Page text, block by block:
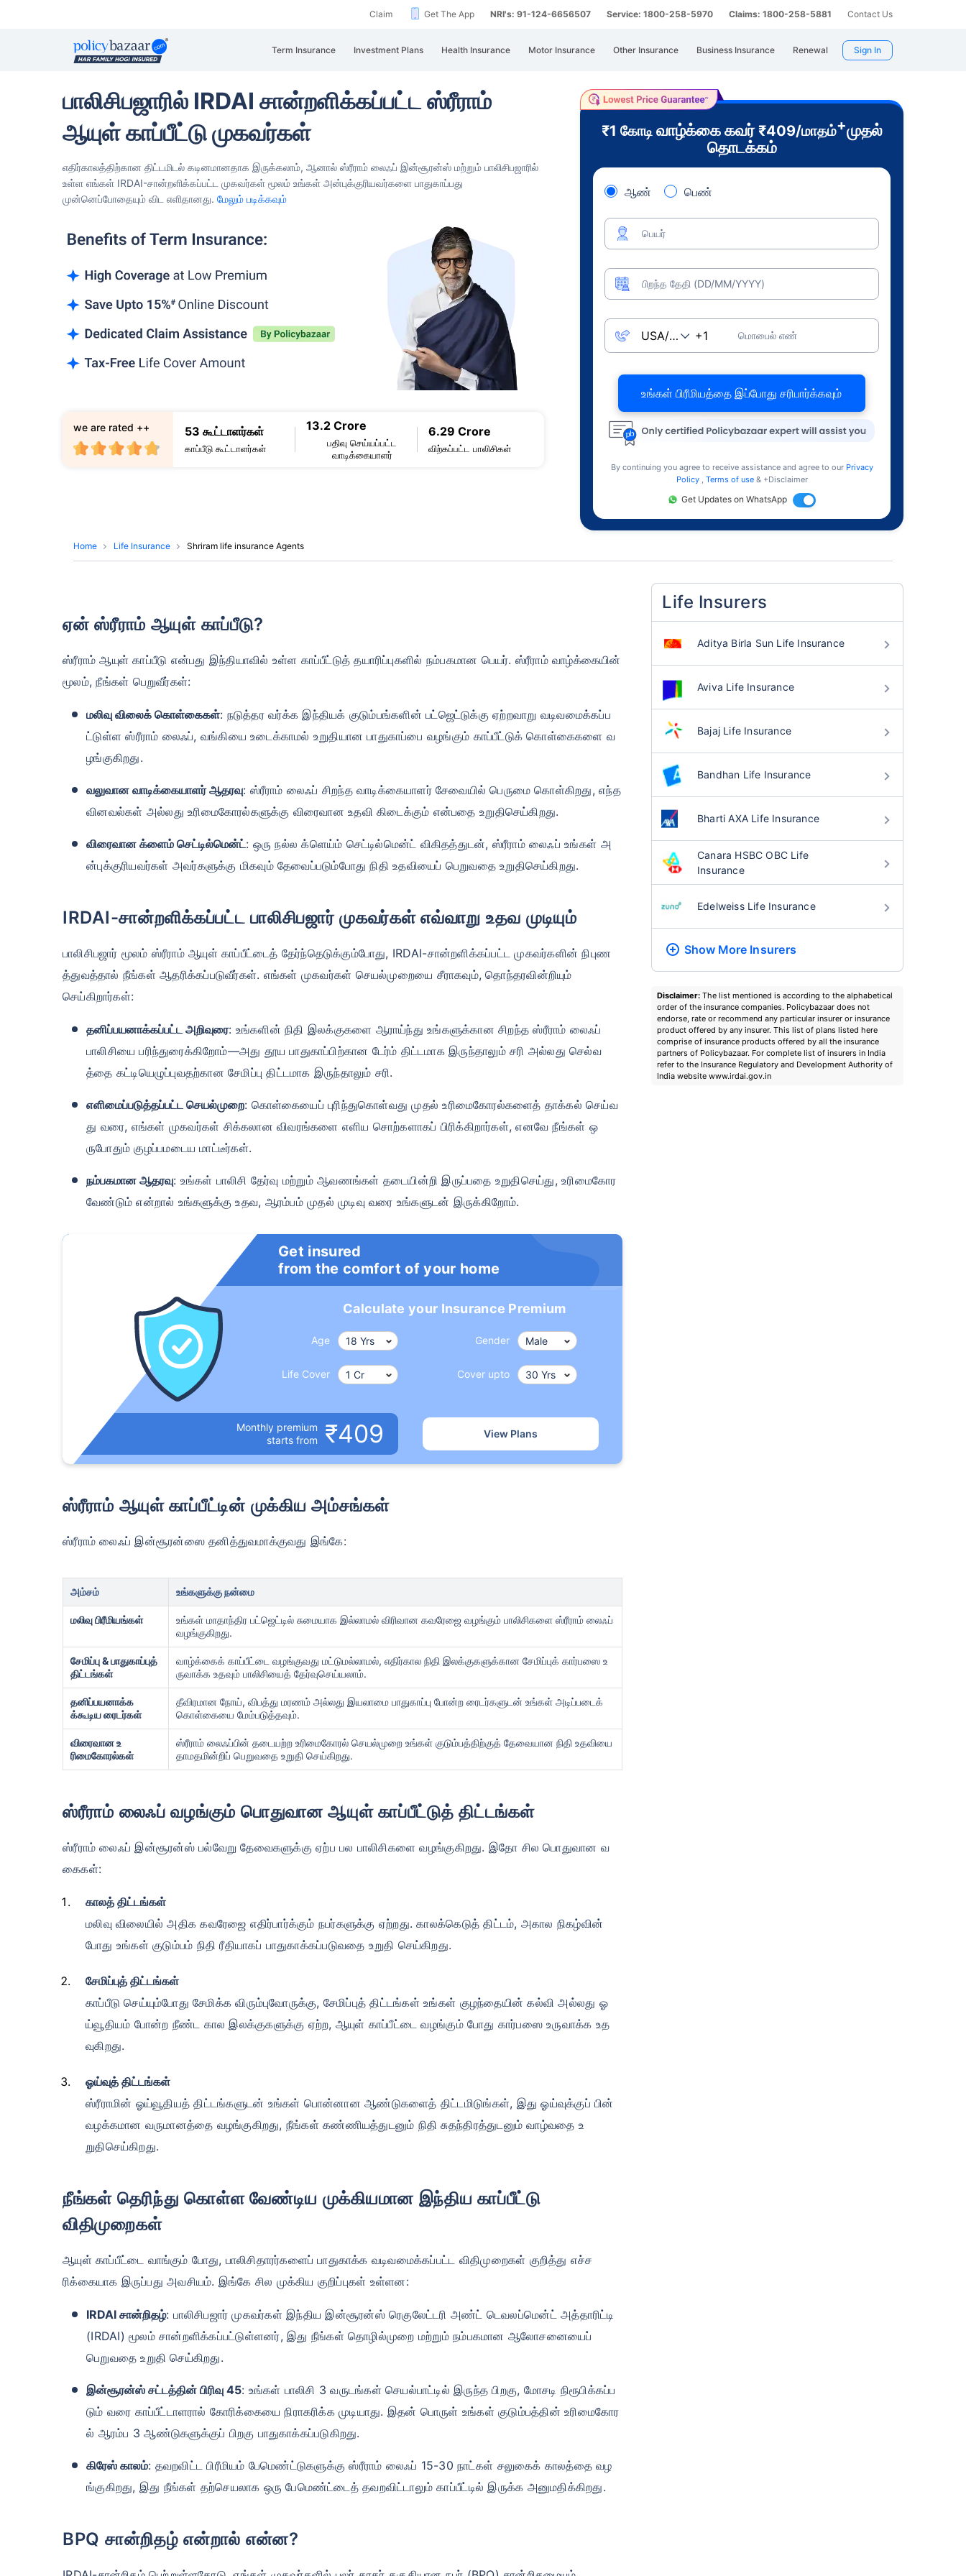
Claim Get The App NRI's: 91-124-6656507 Service: 1800-258-5970 Claims: 1800-258-5881 Contact Us
Term Insurance Investment Plans Health Insurance Motor Insurance Other Insurance Business Insurance Renewal Sign In
பாலிசிபஜாரில் IRDAI சான்றளிக்கப்பட்ட ஸ்ரீராம்
ஆயுள் காப்பீட்டு முகவர்கள்
எதிர்காலத்திற்கான திட்டமிடல் கடினமானதாக இருக்கலாம், ஆனால் ஸ்ரீராம் லைஃப் இன்சூரன்ஸ் மற்றும் பாலிசிபஜாரில்
உள்ள எங்கள் IRDAI-சான்றளிக்கப்பட்ட முகவர்கள் மூலம் உங்கள் அன்புக்குரியவர்களை பாதுகாப்பது
முன்னெப்போதையும் விட எளிதானது. மேலும் படிக்கவும்
53 கூட்டாளர்கள்
காப்பீடு கூட்டாளர்கள்
13.2 Crore
பதிவு செய்யப்பட்ட
வாடிக்கையாளர்
6.29 Crore
விற்கப்பட்ட பாலிசிகள்
we are rated ++
₹1 கோடி வாழ்க்கை கவர்₹409/மாதம்+முதல்
தொடக்கம்
ஆண் பெண்
பெயர்
பிறந்த தேதி (DD/MM/YYYY)
மொபைல் எண்
உங்கள் பிரீமியத்தை இப்போது சரிபார்க்கவும்
By continuing you agree to receive assistance and agree to our Privacy
Policy
Terms of use & +Disclaimer
Get Updates on WhatsApp
Home Life Insurance Shriram life insurance Agents
ஏன் ஸ்ரீராம் ஆயுள் காப்பீடு?
ஸ்ரீராம் ஆயுள் காப்பீடு என்பது இந்தியாவில் உள்ள காப்பீட்டுத் தயாரிப்புகளில் நம்பகமான பெயர். ஸ்ரீராம் வாழ்க்கையின்
மூலம், நீங்கள் பெறுவீர்கள்:
மலிவு விலைக் கொள்கைகள்: நடுத்தர வர்க்க இந்தியக் குடும்பங்களின் பட்ஜெட்டுக்கு ஏற்றவாறு வடிவமைக்கப்ப
ட்டுள்ள ஸ்ரீராம் லைஃப், வங்கியை உடைக்காமல் உறுதியான பாதுகாப்பை வழங்கும் காப்பீட்டுக் கொள்கைகளை வ
ழங்குகிறது.
வலுவான வாடிக்கையாளர் ஆதரவு: ஸ்ரீராம் லைஃப் சிறந்த வாடிக்கையாளர் சேவையில் பெருமை கொள்கிறது, எந்த
வினவல்கள் அல்லது உரிமைகோரல்களுக்கு விரைவான உதவி கிடைக்கும் என்பதை உறுதிசெய்கிறது.
விரைவான க்ளைம் செட்டில்மென்ட் : ஒரு நல்ல க்ளெய்ம் செட்டில்மென்ட் விகிதத்துடன், ஸ்ரீராம் லைஃப் உங்கள் அ
ன்புக்குரியவர்கள் அவர்களுக்கு மிகவும் தேவைப்படும்போது நிதி உதவியைப் பெறுவதை உறுதிசெய்கிறது.
IRDAI-சான்றளிக்கப்பட்ட பாலிசிபஜார் முகவர்கள் எவ்வாறு உதவ முடியும்
பாலிசிபஜார் மூலம் ஸ்ரீராம் ஆயுள் காப்பீட்டைத் தேர்ந்தெடுக்கும்போது, ​​IRDAI-சான்றளிக்கப்பட்ட முகவர்களின் நிபுண
த்துவத்தால் நீங்கள் ஆதரிக்கப்படுவீர்கள். எங்கள் முகவர்கள் செயல்முறையை சீராகவும், தொந்தரவின்றியும்
செய்கிறார்கள்:
தனிப்பயனாக்கப்பட்ட அறிவுரை: உங்களின் நிதி இலக்குகளை ஆராய்ந்து உங்களுக்கான சிறந்த ஸ்ரீராம் லைஃப்
பாலிசியை பரிந்துரைக்கிறோம்—அது தூய பாதுகாப்பிற்கான டேர்ம் திட்டமாக இருந்தாலும் சரி அல்லது செல்வ
த்தை கட்டியெழுப்புவதற்கான சேமிப்பு திட்டமாக இருந்தாலும் சரி.
எளிமைப்படுத்தப்பட்ட செயல்முறை: கொள்கையைப் புரிந்துகொள்வது முதல் உரிமைகோரல்களைத் தாக்கல் செய்வ
து வரை, எங்கள் முகவர்கள் சிக்கலான விவரங்களை எளிய சொற்களாகப் பிரிக்கிறார்கள், எனவே நீங்கள் ஒ
ருபோதும் குழப்பமடைய மாட்டீர்கள்.
நம்பகமான ஆதரவு: உங்கள் பாலிசி தேர்வு மற்றும் ஆவணங்கள் தடையின்றி இருப்பதை உறுதிசெய்து, உரிமைகோர
வேண்டும் என்றால் உங்களுக்கு உதவ, ஆரம்பம் முதல் முடிவு வரை உங்களுடன் இருக்கிறோம்.
Get insured
from the comfort of your home
Calculate your Insurance Premium
Age Gender
Life Cover Cover upto
Monthly premium
starts from
₹409 View Plans
ஸ்ரீராம் ஆயுள் காப்பீட்டின் முக்கிய அம்சங்கள்
ஸ்ரீராம் லைஃப் இன்சூரன்ஸை தனித்துவமாக்குவது இங்கே:
அம்சம் உங்களுக்கு நன்மை
மலிவு பிரீமியங்கள்
உங்கள் மாதாந்திர பட்ஜெட்டில் சுமையாக இல்லாமல் விரிவான கவரேஜை வழங்கும் பாலிசிகளை ஸ்ரீராம் லைஃப்
வழங்குகிறது.
சேமிப்பு & பாதுகாப்புத்
திட்டங்கள்
வாழ்க்கைக் காப்பீட்டை வழங்குவது மட்டுமல்லாமல், எதிர்கால நிதி இலக்குகளுக்கான சேமிப்புக் கார்பஸை உ
ருவாக்க உதவும் பாலிசியைத் தேர்வுசெய்யலாம்.
தனிப்பயனாக்க
க்கூடிய ரைடர்கள்
தீவிரமான நோய், விபத்து மரணம் அல்லது இயலாமை பாதுகாப்பு போன்ற ரைடர்களுடன் உங்கள் அடிப்படைக்
கொள்கையை மேம்படுத்தவும்.
விரைவான உ
ரிமைகோரல்கள்
ஸ்ரீராம் லைஃப்பின் தடையற்ற உரிமைகோரல் செயல்முறை உங்கள் குடும்பத்திற்குத் தேவையான நிதி உதவியை
தாமதமின்றிப் பெறுவதை உறுதி செய்கிறது.
ஸ்ரீராம் லைஃப் வழங்கும் பொதுவான ஆயுள் காப்பீட்டுத் திட்டங்கள்
ஸ்ரீராம் லைஃப் இன்சூரன்ஸ் பல்வேறு தேவைகளுக்கு ஏற்ப பல பாலிசிகளை வழங்குகிறது. இதோ சில பொதுவான வ
கைகள்:
காலத் திட்டங்கள்
மலிவு விலையில் அதிக கவரேஜை எதிர்பார்க்கும் நபர்களுக்கு ஏற்றது. காலக்கெடுத் திட்டம், அகால நிகழ்வின்
போது உங்கள் குடும்பம் நிதி ரீதியாகப் பாதுகாக்கப்படுவதை உறுதி செய்கிறது.
சேமிப்புத் திட்டங்கள்
காப்பீடு செய்யும்போது சேமிக்க விரும்புவோருக்கு, சேமிப்புத் திட்டங்கள் உங்கள் குழந்தையின் கல்வி அல்லது ஓ
ய்வூதியம் போன்ற நீண்ட கால இலக்குகளுக்கு ஏற்ற, ஆயுள் காப்பீட்டை வழங்கும் போது கார்பஸை உருவாக்க உத
வுகிறது.
ஓய்வுத் திட்டங்கள்
ஸ்ரீராமின் ஓய்வூதியத் திட்டங்களுடன் உங்கள் பொன்னான ஆண்டுகளைத் திட்டமிடுங்கள், இது ஓய்வுக்குப் பின்
வழக்கமான வருமானத்தை வழங்குகிறது, நீங்கள் கண்ணியத்துடனும் நிதி சுதந்திரத்துடனும் வாழ்வதை உ
றுதிசெய்கிறது.
நீங்கள் தெரிந்து கொள்ள வேண்டிய முக்கியமான இந்திய காப்பீட்டு
விதிமுறைகள்
ஆயுள் காப்பீட்டை வாங்கும் போது, ​​பாலிசிதாரர்களைப் பாதுகாக்க வடிவமைக்கப்பட்ட விதிமுறைகள் குறித்து எச்ச
ரிக்கையாக இருப்பது அவசியம். இங்கே சில முக்கிய குறிப்புகள் உள்ளன:
IRDAI சான்றிதழ்: பாலிசிபஜார் முகவர்கள் இந்திய இன்சூரன்ஸ் ரெகுலேட்டரி அண்ட் டெவலப்மென்ட் அத்தாரிட்டி
(IRDAI) மூலம் சான்றளிக்கப்பட்டுள்ளனர், இது நீங்கள் தொழில்முறை மற்றும் நம்பகமான ஆலோசனையைப்
பெறுவதை உறுதி செய்கிறது.
இன்சூரன்ஸ் சட்டத்தின் பிரிவு 45: உங்கள் பாலிசி 3 வருடங்கள் செயல்பாட்டில் இருந்த பிறகு, மோசடி நிரூபிக்கப்ப
டும் வரை காப்பீட்டாளரால் கோரிக்கையை நிராகரிக்க முடியாது. இதன் பொருள் உங்கள் குடும்பத்தின் உரிமைகோர
ல் ஆரம்ப 3 ஆண்டுகளுக்குப் பிறகு பாதுகாக்கப்படுகிறது.
கிரேஸ் காலம்: தவறவிட்ட பிரீமியம் பேமெண்ட்டுகளுக்கு ஸ்ரீராம் லைஃப் 15-30 நாட்கள் சலுகைக் காலத்தை வழ
ங்குகிறது, இது நீங்கள் தற்செயலாக ஒரு பேமெண்ட்டைத் தவறவிட்டாலும் காப்பீட்டில் இருக்க அனுமதிக்கிறது.
BPQ சான்றிதழ் என்றால் என்ன?
Life Insurers
Aditya Birla Sun Life Insurance
Aviva Life Insurance
Bajaj Life Insurance
Bandhan Life Insurance
Bharti AXA Life Insurance
Canara HSBC OBC Life
Insurance
Edelweiss Life Insurance
Show More Insurers
Disclaimer: The list mentioned is according to the alphabetical
order of the insurance companies. Policybazaar does not
endorse, rate or recommend any particular insurer or insurance
product offered by any insurer. This list of plans listed here
comprise of insurance products offered by all the insurance
partners of Policybazaar. For complete list of insurers in India
refer to the Insurance Regulatory and Development Authority of
India website www.irdai.gov.in
வயது டேர்ம் இன்சூரன்ஸ் பிரீமியங்களை எவ்வாறு
24 வயது
₹ 434/மாதம்* ₹ 630/மாதம்* ₹ 1,376/மாதம்
உங்கள் குடும்பத்தின் பாதுகாப்பு ஒரே ஒரு படி தூரத்தில் உள்ளது
View Plans
*₹434/மாதம் என்பது 1 கோடி டேர்ம் லைஃப் இன்சூரன்ஸுக்கான தொடக்க விலை — புகைபிடிக்காத, முன்பே இருக்கும் நோய்கள் இல்லாத நபருக்கு, 36 வயது வரை கவரேஜ். *₹630/மாதம் என்பது 1 கோடி
டேர்ம் லைஃப் இன்சூரன்ஸுக்கான தொடக்க விலை — புகைபிடிக்காத, முன்பே இருக்கும் நோய்கள் இல்லாத நபருக்கு, 46 வயது வரை கவரேஜ். *₹1,376/மாதம் என்பது 1 கோடி டேர்ம் லைஃப்
இன்சூரன்ஸுக்கான தொடக்க விலை — புகைபிடிக்காத, முன்பே இருக்கும் நோய்கள் இல்லாத நபருக்கு, 56 வயது வரை கவரேஜ்.